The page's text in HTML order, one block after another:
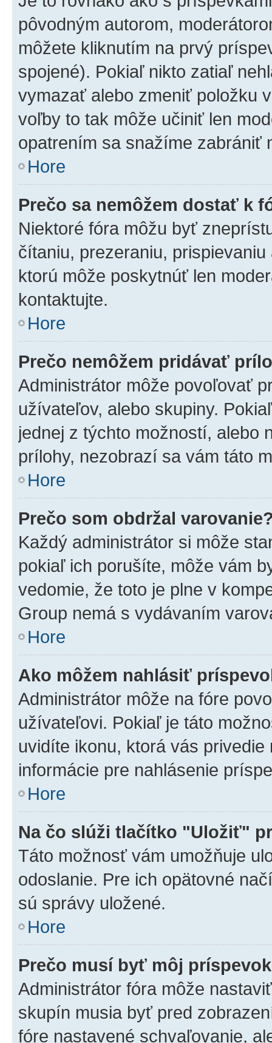
pôvodným autorom,
môžete kliknutím na prvý
spojené). Pokiaľ nikto zatiaľ
vymazať alebo zmeniť položku
voľby to tak môže učiniť len
opatrením sa snažíme zabrániť
Hore
Prečo sa nemôžem dostať k
Niektoré fóra môžu byť
čítaniu, prezeraniu,
ktorú môže poskytnúť len
kontaktujte.
Hore
Prečo nemôžem pridávať
Administrátor môže povoľovať
užívateľov, alebo skupiny.
jednej z týchto možností, alebo
prílohy, nezobrazí sa vám táto
Hore
Prečo som obdržal
Každý administrátor si môže
pokiaľ ich porušíte, môže vám
vedomie, že toto je plne v
Group nemá s vydávaním
Hore
Ako môžem nahlásiť
Administrátor môže na fóre
užívateľovi. Pokiaľ je táto
uvidíte ikonu, ktorá vás
informácie pre nahlásenie
Hore
Na čo slúži tlačítko "Uložiť"
Táto možnosť vám umožňuje
odoslanie. Pre ich opätovné
sú správy uložené.
Hore
Prečo musí byť môj
Administrátor fóra môže
skupín musia byť pred
fóre nastavené schvaľovanie,